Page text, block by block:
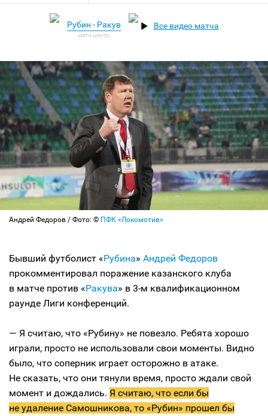
Рубин - Ракув Все видео матча
Андрей Федоров / Фото: © ПФК «Локомотив»
Бывший футболист «Рубина» Андрей Федоров
прокомментировал поражение казанского клуба
в матче против «Ракува» в 3-м квалификационном
раунде Лиги конференций.
— Я считаю, что «Рубину» не повезло. Ребята хорошо
играли, просто не использовали свои моменты. Видно
было, что соперник играет осторожно в атаке.
Не сказать, что они тянули время, просто ждали свой
момент и дождались. Я считаю, что если бы
не удаление Самошникова, то «Рубин» прошел бы